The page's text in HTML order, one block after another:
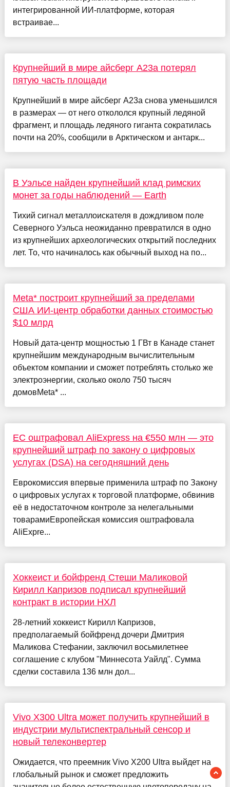
интегрированной ИИ-платформе, которая
встраивае...
Крупнейший в мире айсберг А23а потерял
пятую часть площади
Крупнейший в мире айсберг А23а снова уменьшился
в размерах — от него откололся крупный ледяной
фрагмент, и площадь ледяного гиганта сократилась
почти на 20%, сообщили в Арктическом и антарк...
В Уэльсе найден крупнейший клад римских
монет за годы наблюдений — Earth
Тихий сигнал металлоискателя в дождливом поле
Северного Уэльса неожиданно превратился в одно
из крупнейших археологических открытий последних
лет. То, что начиналось как обычный выход на по...
Meta* построит крупнейший за пределами
США ИИ-центр обработки данных стоимостью
$10 млрд
Новый дата-центр мощностью 1 ГВт в Канаде станет
крупнейшим международным вычислительным
объектом компании и сможет потреблять столько же
электроэнергии, сколько около 750 тысяч
домовMeta* ...
ЕС оштрафовал AliExpress на €550 млн — это
крупнейший штраф по закону о цифровых
услугах (DSA) на сегодняшний день
Еврокомиссия впервые применила штраф по Закону
о цифровых услугах к торговой платформе, обвинив
её в недостаточном контроле за нелегальными
товарамиЕвропейская комиссия оштрафовала
AliExpre...
Хоккеист и бойфренд Стеши Маликовой
Кирилл Капризов подписал крупнейший
контракт в истории НХЛ
28-летний хоккеист Кирилл Капризов,
предполагаемый бойфренд дочери Дмитрия
Маликова Стефании, заключил восьмилетнее
соглашение с клубом "Миннесота Уайлд". Сумма
сделки составила 136 млн дол...
Vivo X300 Ultra может получить крупнейший в
индустрии мультиспектральный сенсор и
новый телеконвертер
Ожидается, что преемник Vivo X200 Ultra выйдет на
глобальный рынок и сможет предложить